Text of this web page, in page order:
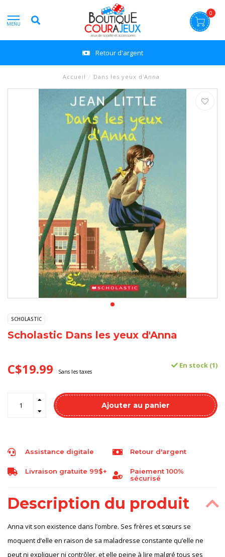
MENU
0
Retour d'argent
Accueil / Dans les yeux d'Anna
SCHOLASTIC
Scholastic Dans les yeux d'Anna
C$19.99 Sans les taxes
En stock (1)
Ajouter au panier
Assistance digitale Retour d'argent
Livraison gratuite 99$+
Paiement 100%
sécurisé
Description du produit
Anna vit son existence dans l’ombre. Ses frères et sœurs se
moquent d’elle en raison de sa maladresse constante qu’elle ne
peut ni expliquer ni contrôler, et elle peine à lire malgré tous ses